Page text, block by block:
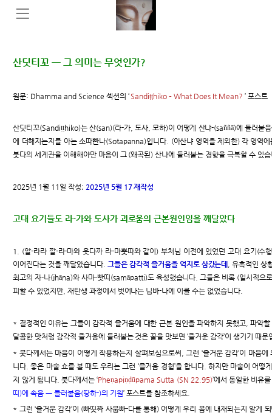
산딧티꼬 ㅡ 그 의미는 무엇인가?
원문: Dhamma and Science 섹션의 ‘ Sandiṭṭhiko – What Does It Mean? ’ 포스트
산딧티꼬(Sandiṭṭhiko)는 산(san)(라-가, 도사, 모하)이 어떻게 산냐-(saññā)에 들러붙
에 더해지는지를 아는 소따빤나(Sotapanna)입니다. (아산냐 영역을 제외한) 각 영역에
붓다의 세계관을 이해해야만 마음이 그 (왜곡된) 산냐에 들러붙는 경향을 극복할 수 있
2025년 1월 11일 작성; 2025년 5월 17 재작성
고대 요기들도 라-가와 도사가 괴로움의 근본원인임을 깨달았다
1. (알-라라 깔-라-마와 웃다까 라-마뿟따와 같이) 부처님 이전에 있었던 고대 요기(수
이어진다는 것을 깨달았습니다. 그들은 감각적 즐거움을 억지로 삼갔는데
, 유혹적인
최고의 자-나(jhāna)와 사마-빳띠(samāpatti)도 육성했습니다. 그들은 비록 (일시적으
피할 수 있었지만, 재탄생 과정에서 벗어나는 닙바-나에 이를 수는 없었습니다.
* 결정적인 이유는 그들이 감각적 즐거움에 대한 근본 원인을 파악하지 못했고, 파악
달콤한 맛처럼 감각적 즐거움에 들러붙는 것은 꿀을 맛보면 ‘즐거운 감각’이 생기기 때문
* 붓다께서는 마음이 어떻게 작용하는지 살펴보심으로써, 그런 ‘즐거운 감각’이 마음
니다. 좋은 마술 쇼를 볼 때도 우리는 그런 ‘즐거움 경험’을 합니다. 하지만 마술이 어떻
지 않게 됩니다. 붓다께서는 ‘Pheṇapiṇḍūpama Sutta (SN 22.95)’에서 동일한 비유
띠)에 속음 ㅡ 들러붙음(땅하-)의 기원’ 포스트를 참조하세요.
* 그런 ‘즐거운 감각’이 (빠띳짜 사뭅빠-다를 통해) 어떻게 우리 몸에 내재되는지 알게